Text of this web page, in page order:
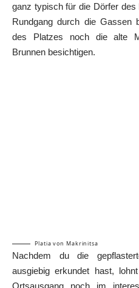
ganz typisch für die Dörfer
Rundgang durch die Gassen
des Platzes noch die alte
Brunnen besichtigen.
Platia von Makrinitsa
Nachdem du die
ausgiebig erkundet hast,
Ortsausgang noch im